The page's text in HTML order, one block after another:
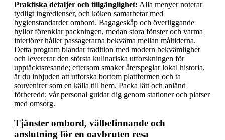
Praktiska detaljer och tillgänglighet: Alla menyer noterar
tydligt ingredienser, och köken samarbetar med
hygienstandarder ombord. Bagageskåp och överliggande
hyllor förenklar packningen, medan stora fönster och varma
interiörer håller passagerarna bekväma mellan måltiderna.
Detta program blandar tradition med modern bekvämlighet
och levererar den största kulinariska utforskningen för
upptäcktsresande; eftersom smaker återspeglar lokal historia,
är du inbjuden att utforska bortom plattformen och ta
souvenirer som en källa till hem. Packa lätt och anländ
förberedd; vår personal guidar dig genom stationer och platser
med omsorg.
Tjänster ombord, välbefinnande och
anslutning för en oavbruten resa